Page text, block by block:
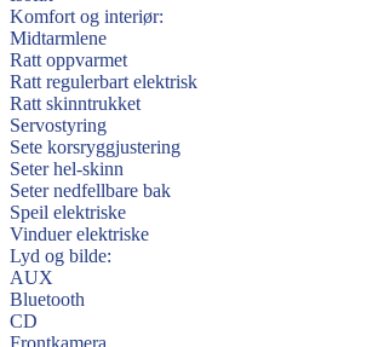
Komfort og interiør:
Midtarmlene
Ratt oppvarmet
Ratt regulerbart elektrisk
Ratt skinntrukket
Servostyring
Sete korsryggjustering
Seter hel-skinn
Seter nedfellbare bak
Speil elektriske
Vinduer elektriske
Lyd og bilde:
AUX
Bluetooth
CD
Frontkamera